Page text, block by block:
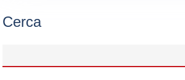
Cerca